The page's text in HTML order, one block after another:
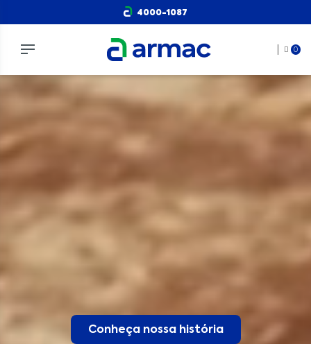
4000-1087
0
Conheça nossa história